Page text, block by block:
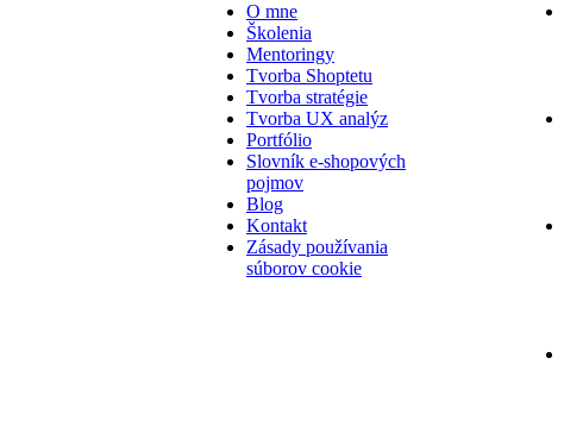
O mne
Školenia
Mentoringy
Tvorba Shoptetu
Tvorba stratégie
Tvorba UX analýz
Portfólio
Slovník e-shopových
pojmov
Blog
Kontakt
Zásady používania
súborov cookie